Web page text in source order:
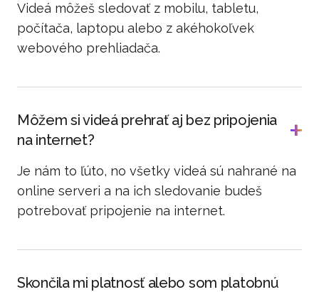
Videá môžeš sledovať z mobilu, tabletu,
počítača, laptopu alebo z akéhokoľvek
webového prehliadača.
Môžem si videá prehrať aj bez pripojenia
na internet?
Je nám to ľúto, no všetky videá sú nahrané na
online serveri a na ich sledovanie budeš
potrebovať pripojenie na internet.
Skončila mi platnosť alebo som platobnú